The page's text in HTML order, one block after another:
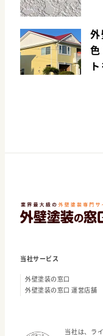
当社サービス
外壁塗装の窓口
外壁塗装の窓口 運営店舗
当社は、ラ